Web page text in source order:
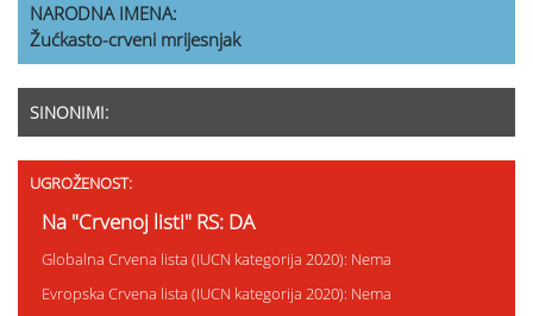
NARODNA IMENA:
Žućkasto-crveni mrijesnjak
SINONIMI:
UGROŽENOST:
Na "Crvenoj listi" RS: DA
Globalna Crvena lista (IUCN kategorija 2020): Nema
Evropska Crvena lista (IUCN kategorija 2020): Nema